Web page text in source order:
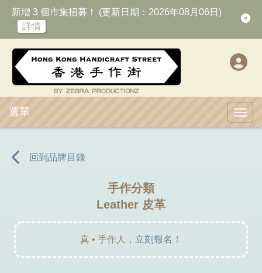
新增 3 個市集招募！ (更新日期：2026年08月06日)
詳情
選單
回到品牌目錄
手作分類
Leather 皮革
真 • 手作人， 立刻報名 ！